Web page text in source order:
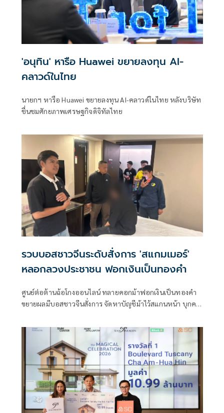
'อนุทิน' หารือ Huawei ขยายลงทุน AI-
คลาวด์ในไทย
นายกฯ หารือ Huawei ขยายลงทุน AI-คลาวด์ในไทย หลังบริษัท
ชื่นชมศักยภาพเศรษฐกิจดิจิทัลไทย
รวบบอสชาวจีนระดับสั่งการ 'สแกมเมอร์'
หลอกลวงประชาชน ฟอกเงินเป็นทองคำ
ศูนย์ต่อต้านฉ้อโกงออนไลน์ ทลายคอกม้าฟอกเงินเป็นทองคำ
ขยายผลมีบอสชาวจีนสั่งการ จัดหาบัญชีม้าไว้สแกนหน้า บุกคา